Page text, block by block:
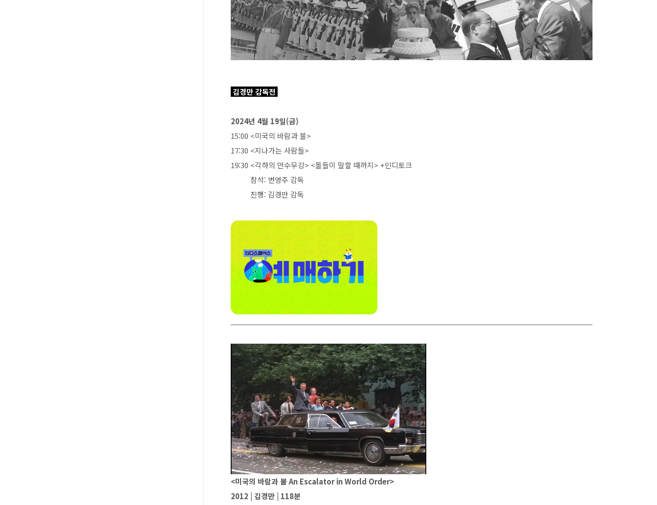
김경만 감독전
2024년 4월 19일(금)
15:00 <미국의 바람과 불>
17:30 <지나가는 사람들>
19:30 <각하의 만수무강> <돌들이 말할 때까지> +인디토크
참석: 변영주 감독
진행: 김경만 감독
<미국의 바람과 불 An Escalator in World Order>
2012 | 김경만 | 118분